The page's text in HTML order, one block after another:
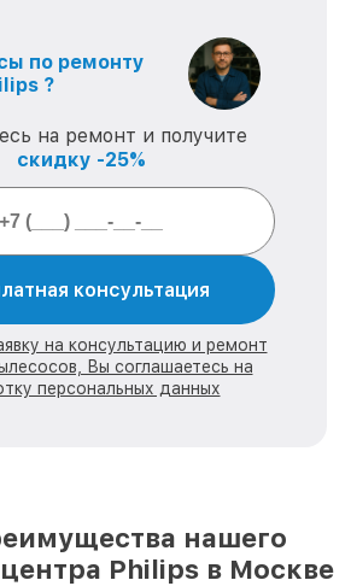
по ремонту
?
на ремонт и получите
скидку -25%
консультация
на консультацию и ремонт
Вы соглашаетесь на
персональных данных
нашего
Philips в Москве